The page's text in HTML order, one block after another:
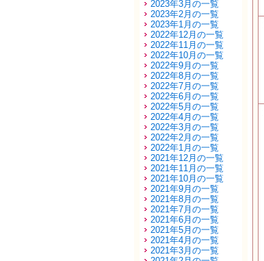
2023年3月の一覧
2023年2月の一覧
2023年1月の一覧
2022年12月の一覧
2022年11月の一覧
2022年10月の一覧
2022年9月の一覧
2022年8月の一覧
2022年7月の一覧
2022年6月の一覧
2022年5月の一覧
2022年4月の一覧
2022年3月の一覧
2022年2月の一覧
2022年1月の一覧
2021年12月の一覧
2021年11月の一覧
2021年10月の一覧
2021年9月の一覧
2021年8月の一覧
2021年7月の一覧
2021年6月の一覧
2021年5月の一覧
2021年4月の一覧
2021年3月の一覧